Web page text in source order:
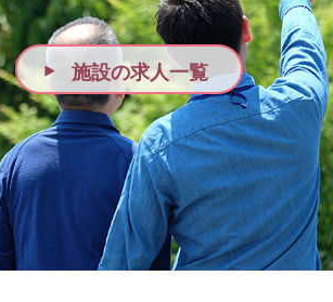
施設の求人一覧